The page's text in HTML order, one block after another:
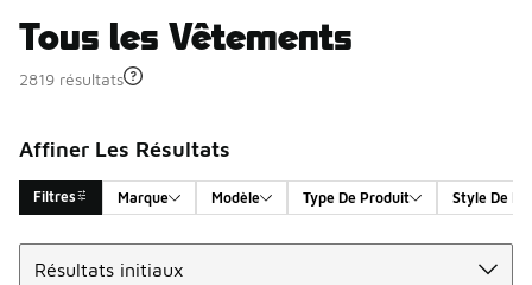
Tous les Vêtements
2819 résultats
Affiner Les Résultats
Filtres Marque Modèle Type De Produit Style De
Search Results